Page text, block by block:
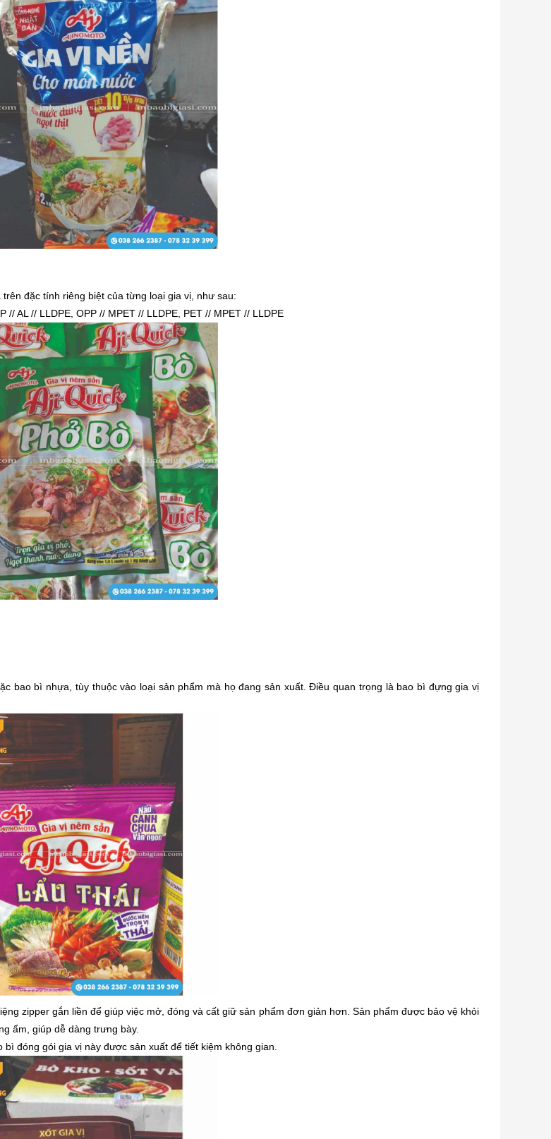
đặc tính riêng biệt của từng loại gia vị, như sau:
// AL // LLDPE, OPP // MPET // LLDPE, PET // MPET // LLDPE
bao bì nhựa, tùy thuộc vào loại sản phẩm mà họ đang sản xuất. Điều quan trọng là bao bì đựng gia vị
zipper gắn liền để giúp việc mở, đóng và cất giữ sản phẩm đơn giản hơn. Sản phẩm được bảo vệ khỏi
ẩm, giúp dễ dàng trưng bày.
đóng gói gia vị này được sản xuất để tiết kiệm không gian.